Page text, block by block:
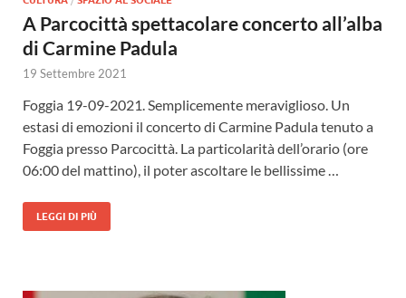
A Parcocittà spettacolare concerto all’alba
di Carmine Padula
19 Settembre 2021
Foggia 19-09-2021. Semplicemente meraviglioso. Un
estasi di emozioni il concerto di Carmine Padula tenuto a
Foggia presso Parcocittà. La particolarità dell’orario (ore
06:00 del mattino), il poter ascoltare le bellissime …
LEGGI DI PIÙ